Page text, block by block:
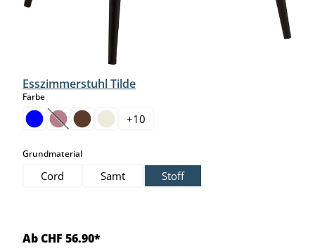
Esszimmerstuhl Tilde
Farbeauswählen
(Diese Option ist zurzeit nicht verfügbar.)
+10
Grundmaterialauswählen
Cord Samt Stoff
Ab CHF 56.90*